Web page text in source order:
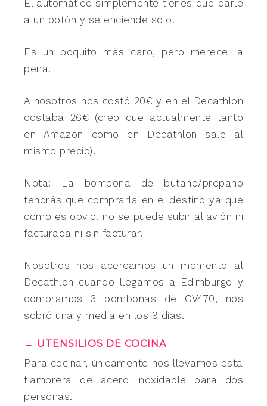
El automático simplemente tienes que darle
a un botón y se enciende solo.
Es un poquito más caro, pero merece la
pena.
A nosotros nos costó 20€ y en el Decathlon
costaba 26€ (creo que actualmente tanto
en Amazon como en Decathlon sale al
mismo precio).
Nota: La bombona de butano/propano
tendrás que comprarla en el destino ya que
como es obvio, no se puede subir al avión ni
facturada ni sin facturar.
Nosotros nos acercamos un momento al
Decathlon cuando llegamos a Edimburgo y
compramos 3 bombonas de CV470, nos
sobró una y media en los 9 días.
→ UTENSILIOS DE COCINA
Para cocinar, únicamente nos llevamos esta
fiambrera de acero inoxidable para dos
personas.